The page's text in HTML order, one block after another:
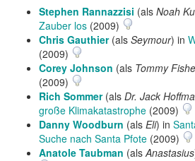
Stephen Rannazzisi (als Noah
Zauber los (2009)
Chris Gauthier(als Seymour) in
(2009)
Corey Johnson (als Tommy
(2009)
Rich Sommer(als Dr. Jack
große Klimakatastrophe (2009)
Danny Woodburn (als Eli) in
Suche nach Santa Pfote (2009)
Anatole Taubman (alsAnastasius